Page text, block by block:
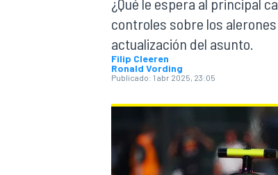
MOTOGP
controles sobre los
actualización del asunto.
Filip Cleeren
Ronald Vording
Publicado: 1 abr 2025, 23:05